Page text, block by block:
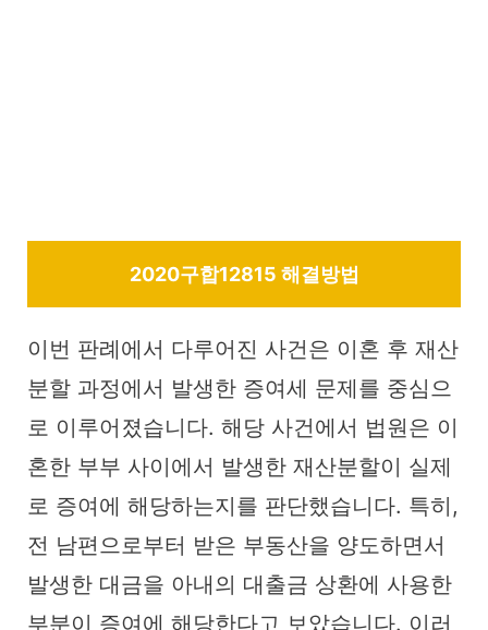
2020구합12815 해결방법
이번 판례에서 다루어진 사건은 이혼 후 재산
분할 과정에서 발생한 증여세 문제를 중심으
로 이루어졌습니다. 해당 사건에서 법원은 이
혼한 부부 사이에서 발생한 재산분할이 실제
로 증여에 해당하는지를 판단했습니다. 특히,
전 남편으로부터 받은 부동산을 양도하면서
발생한 대금을 아내의 대출금 상환에 사용한
부분이 증여에 해당한다고 보았습니다. 이러